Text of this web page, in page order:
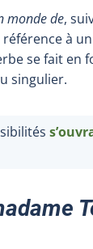
monde de,
à
se fait en
singulier.